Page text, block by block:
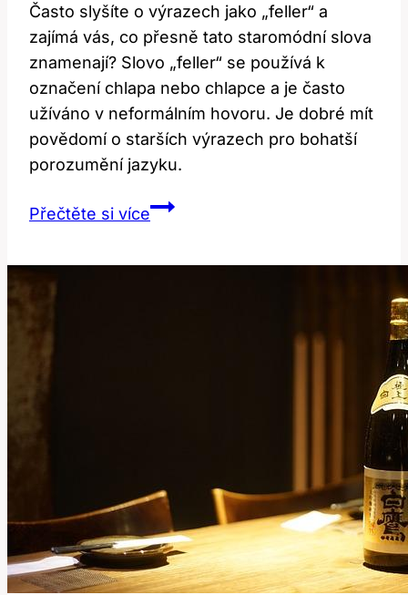
Často slyšíte o výrazech jako „feller“ a
zajímá vás, co přesně tato staromódní slova
znamenají? Slovo „feller“ se používá k
označení chlapa nebo chlapce a je často
užíváno v neformálním hovoru. Je dobré mít
povědomí o starších výrazech pro bohatší
porozumění jazyku.
Přečtěte si víceFeller: